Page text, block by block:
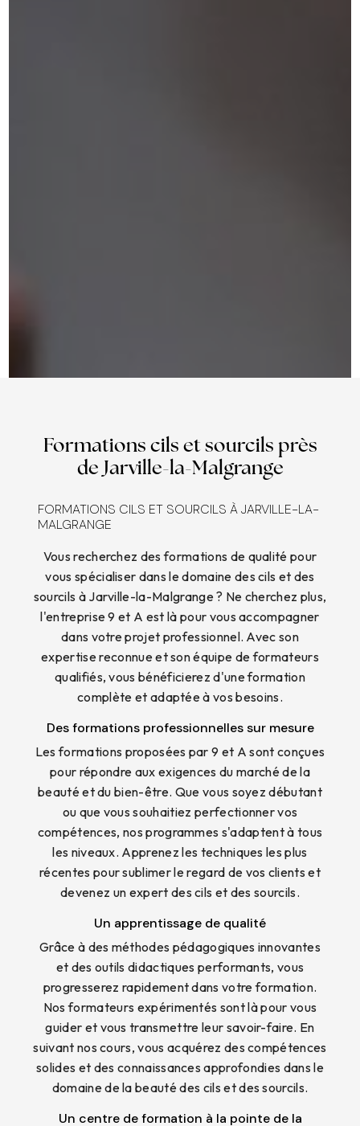
Formations cils et sourcils près
de Jarville-la-Malgrange
FORMATIONS CILS ET SOURCILS À JARVILLE-LA-
MALGRANGE
Vous recherchez des formations de qualité pour
vous spécialiser dans le domaine des cils et des
sourcils à Jarville-la-Malgrange ? Ne cherchez plus,
l'entreprise 9 et A est là pour vous accompagner
dans votre projet professionnel. Avec son
expertise reconnue et son équipe de formateurs
qualifiés, vous bénéficierez d'une formation
complète et adaptée à vos besoins.
Des formations professionnelles sur mesure
Les formations proposées par 9 et A sont conçues
pour répondre aux exigences du marché de la
beauté et du bien-être. Que vous soyez débutant
ou que vous souhaitiez perfectionner vos
compétences, nos programmes s'adaptent à tous
les niveaux. Apprenez les techniques les plus
récentes pour sublimer le regard de vos clients et
devenez un expert des cils et des sourcils.
Un apprentissage de qualité
Grâce à des méthodes pédagogiques innovantes
et des outils didactiques performants, vous
progresserez rapidement dans votre formation.
Nos formateurs expérimentés sont là pour vous
guider et vous transmettre leur savoir-faire. En
suivant nos cours, vous acquérez des compétences
solides et des connaissances approfondies dans le
domaine de la beauté des cils et des sourcils.
Un centre de formation à la pointe de la